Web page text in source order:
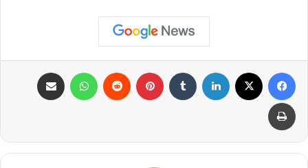
فيسبوك لينكدإن بينتيريست واتساب
طباعة